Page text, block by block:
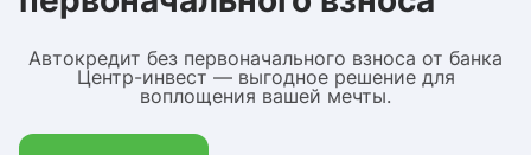
Автокредит без первоначального взноса от банка
Центр-инвест — выгодное решение для
воплощения вашей мечты.